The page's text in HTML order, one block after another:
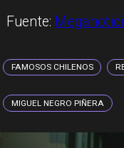
Fuente:
FAMOSOS CHILENOS
MIGUEL NEGRO PIÑERA